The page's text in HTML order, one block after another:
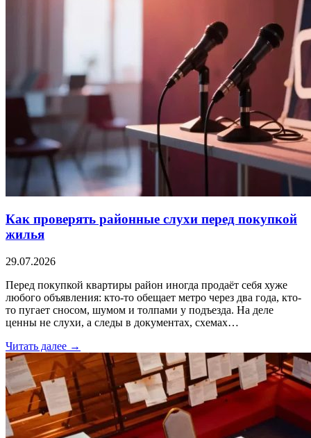
Как проверять районные слухи перед покупкой
жилья
29.07.2026
Перед покупкой квартиры район иногда продаёт себя хуже
любого объявления: кто-то обещает метро через два года, кто-
то пугает сносом, шумом и толпами у подъезда. На деле
ценны не слухи, а следы в документах, схемах…
Читать далее →